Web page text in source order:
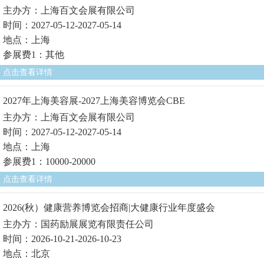
主办方：上海百文会展有限公司
时间：2027-05-12-2027-05-14
地点：上海
参展费1：其他
点击查看详情
2027年上海美容展-2027上海美容博览会CBE
主办方：上海百文会展有限公司
时间：2027-05-12-2027-05-14
地点：上海
参展费1：10000-20000
点击查看详情
2026(秋）健康营养博览会招商|大健康行业年度盛会
主办方：国药励展展览有限责任公司
时间：2026-10-21-2026-10-23
地点：北京